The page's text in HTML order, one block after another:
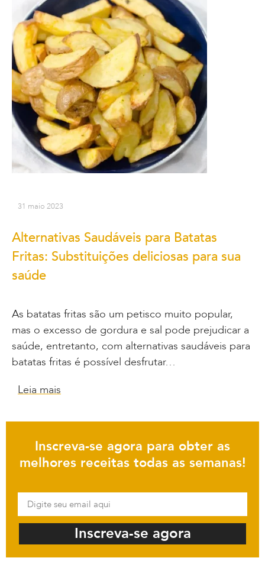
31 maio 2023
Alternativas Saudáveis para Batatas
Fritas: Substituições deliciosas para sua
saúde
As batatas fritas são um petisco muito popular,
mas o excesso de gordura e sal pode prejudicar a
saúde, entretanto, com alternativas saudáveis para
batatas fritas é possível desfrutar…
Leia mais
Inscreva-se agora para obter as
melhores receitas todas as semanas!
Inscreva-se agora